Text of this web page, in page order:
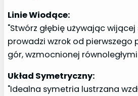
Linie Wiodące:
"Stwórz głębię używając
prowadzi wzrok od pierwszego
gór, wzmocnionej
Układ Symetryczny:
"Idealna symetria lustrzana